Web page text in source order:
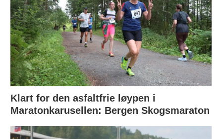
Klart for den asfaltfrie løypen i
Maratonkarusellen: Bergen Skogsmaraton